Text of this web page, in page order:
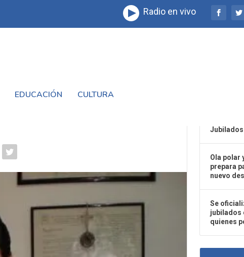
Radio en vivo
EDUCACIÓN CULTURA
Ola polar
prepara
nuevo
Se
jubilados
quienes